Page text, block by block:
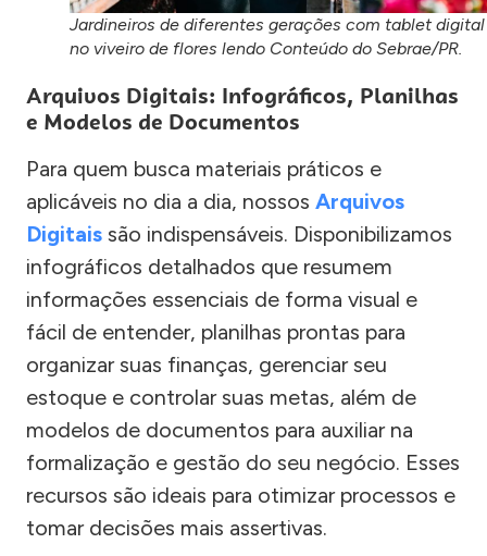
Jardineiros de diferentes gerações com tablet digital
no viveiro de flores lendo Conteúdo do Sebrae/PR.
Arquivos Digitais: Infográficos, Planilhas
e Modelos de Documentos
Para quem busca materiais práticos e
aplicáveis no dia a dia, nossos Arquivos
Digitais são indispensáveis. Disponibilizamos
infográficos detalhados que resumem
informações essenciais de forma visual e
fácil de entender, planilhas prontas para
organizar suas finanças, gerenciar seu
estoque e controlar suas metas, além de
modelos de documentos para auxiliar na
formalização e gestão do seu negócio. Esses
recursos são ideais para otimizar processos e
tomar decisões mais assertivas.